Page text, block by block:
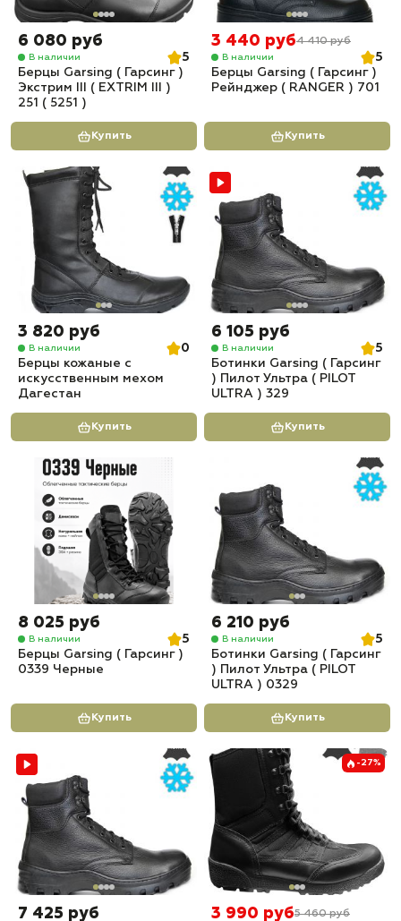
6 080 руб
В наличии
5
Берцы Garsing ( Гарсинг )
Экстрим III ( EXTRIM III )
251 ( 5251 )
Купить
3 440 руб4 410 руб
В наличии
5
Берцы Garsing ( Гарсинг )
Рейнджер ( RANGER ) 701
Купить
3 820 руб
В наличии
0
Берцы кожаные с
искусственным мехом
Дагестан
Купить
6 105 руб
В наличии
5
Ботинки Garsing ( Гарсинг
) Пилот Ультра ( PILOT
ULTRA ) 329
Купить
8 025 руб
В наличии
5
Берцы Garsing ( Гарсинг )
0339 Черные
Купить
6 210 руб
В наличии
5
Ботинки Garsing ( Гарсинг
) Пилот Ультра ( PILOT
ULTRA ) 0329
Купить
7 425 руб
-27%
3 990 руб5 460 руб